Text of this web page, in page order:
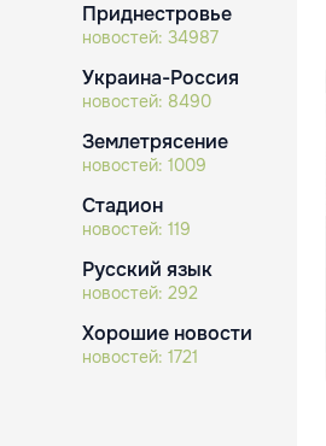
Приднестровье
новостей: 34987
Украина-Россия
новостей: 8490
Землетрясение
новостей: 1009
Стадион
новостей: 119
Русский язык
новостей: 292
Хорошие новости
новостей: 1721